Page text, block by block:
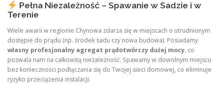
Pełna Niezależność – Spawanie w Sadzie i w
Terenie
Wiele awarii w regionie Chynowa zdarza się w miejscach o utrudnionym
dostępie do prądu (np. środek sadu czy nowa budowa). Posiadamy
własny profesjonalny agregat prądotwórczy dużej mocy, co
pozwala nam na całkowitą niezależność. Spawamy w dowolnym miejscu
bez konieczności podłączania się do Twojej sieci domowej, co eliminuje
ryzyko przeciążenia instalacji.